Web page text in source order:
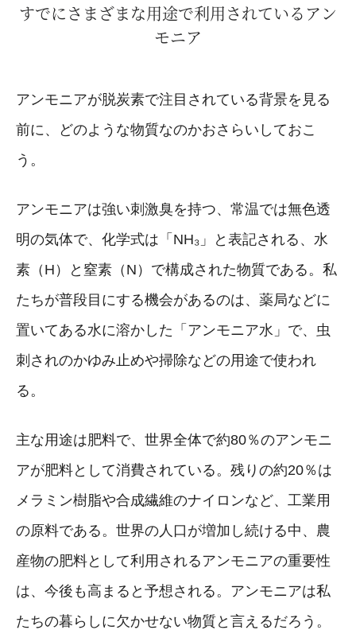
すでにさまざまな用途で利用されているアン
モニア
アンモニアが脱炭素で注目されている背景を見る
前に、どのような物質なのかおさらいしておこ
う。
アンモニアは強い刺激臭を持つ、常温では無色透
明の気体で、化学式は「NH₃」と表記される、水
素（H）と窒素（N）で構成された物質である。私
たちが普段目にする機会があるのは、薬局などに
置いてある水に溶かした「アンモニア水」で、虫
刺されのかゆみ止めや掃除などの用途で使われ
る。
主な用途は肥料で、世界全体で約80％のアンモニ
アが肥料として消費されている。残りの約20％は
メラミン樹脂や合成繊維のナイロンなど、工業用
の原料である。世界の人口が増加し続ける中、農
産物の肥料として利用されるアンモニアの重要性
は、今後も高まると予想される。アンモニアは私
たちの暮らしに欠かせない物質と言えるだろう。